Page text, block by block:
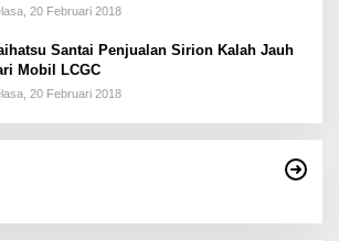
20 Februari 2018
Santai Penjualan Sirion Kalah Jauh
Mobil LCGC
20 Februari 2018